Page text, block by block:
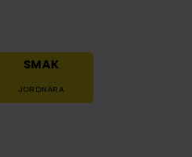
SMAK
JORDNÄRA